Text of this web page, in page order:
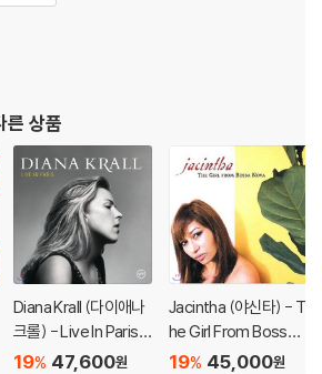
와 실제 색상이 차이가 날 수 있습니다.
작 공정시 앨범마다 색상 차이가 나는 경우도
에서 다른 색상 염료가 섞여 얼룩과 번짐, 반점
요청 시에는 불량 확인을 위해 개봉 시의 동영
영상이 없는 경우 반품/교환이 제한될 수 있습니
기기 모델명을 첨부하여 첨부하여 고객센터에
재킷에 손상이 발생할 가능성이 높고 재판매
른 상품
Diana Krall (다이애나
크롤) - Live In Paris
[2LP] 47,600원
19%
Jacintha (야신타) - T
he Girl From Bossa
Nova [SACD Hybir
45,000원
19%